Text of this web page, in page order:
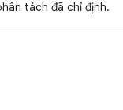
tách đã chỉ định.